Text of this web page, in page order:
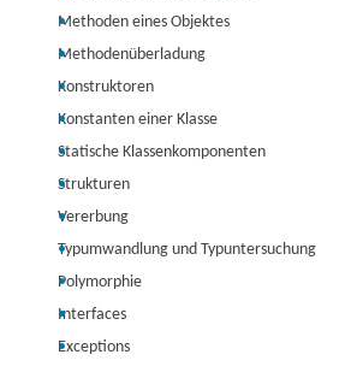
Methoden eines Objektes
Methodenüberladung
Konstruktoren
Konstanten einer Klasse
Statische Klassenkomponenten
Strukturen
Vererbung
Typumwandlung und Typuntersuchung
Polymorphie
Interfaces
Exceptions